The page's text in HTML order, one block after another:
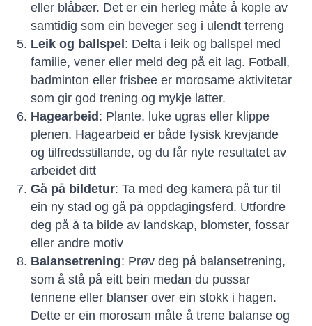
eller blåbær. Det er ein herleg måte å kople av
samtidig som ein beveger seg i ulendt terreng
Leik og ballspel : Delta i leik og ballspel med
familie, vener eller meld deg på eit lag. Fotball,
badminton eller frisbee er morosame aktivitetar
som gir god trening og mykje latter.
Hagearbeid : Plante, luke ugras eller klippe
plenen. Hagearbeid er både fysisk krevjande
og tilfredsstillande, og du får nyte resultatet av
arbeidet ditt
Gå på bildetur: Ta med deg kamera på tur til
ein ny stad og gå på oppdagingsferd. Utfordre
deg på å ta bilde av landskap, blomster, fossar
eller andre motiv
Balansetrening: Prøv deg på balansetrening,
som å stå på eitt bein medan du pussar
tennene eller blanser over ein stokk i hagen.
Dette er ein morosam måte å trene balanse og